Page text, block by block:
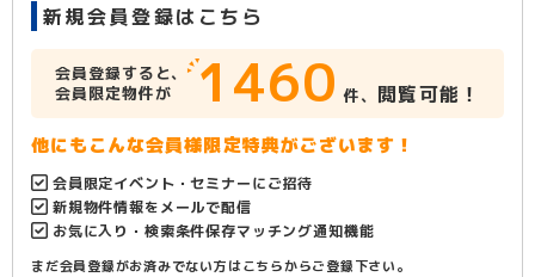
新規会員登録はこちら
会員登録すると、
会員限定物件が
1460 件、 閲覧可能！
他にもこんな会員様限定特典がございます！
会員限定イベント・セミナーにご招待
新規物件情報をメールで配信
お気に入り・検索条件保存マッチング通知機能
まだ会員登録がお済みでない方はこちらからご登録下さい。